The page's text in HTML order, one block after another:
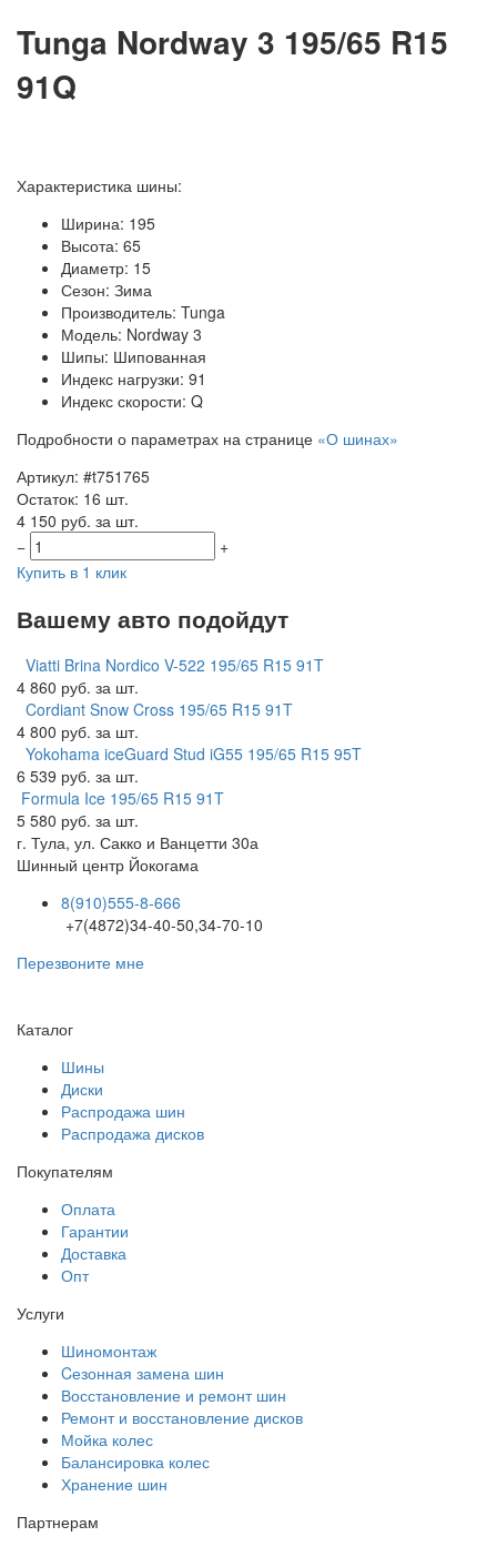
Tunga Nordway 3 195/65 R15
91Q
Характеристика шины:
Ширина: 195
Высота: 65
Диаметр: 15
Сезон: Зима
Производитель: Tunga
Модель: Nordway 3
Шипы: Шипованная
Индекс нагрузки: 91
Индекс скорости: Q
Подробности о параметрах на странице «О шинах»
Артикул: #t751765
Остаток: 16 шт.
4 150 руб. за шт.
−
+
Купить в 1 клик
Вашему авто подойдут
Viatti Brina Nordico V-522 195/65 R15 91T
4 860 руб. за шт.
Cordiant Snow Cross 195/65 R15 91T
4 800 руб. за шт.
Yokohama iceGuard Stud iG55 195/65 R15 95T
6 539 руб. за шт.
Formula Ice 195/65 R15 91T
5 580 руб. за шт.
г. Тула, ул. Сакко и Ванцетти 30а
Шинный центр Йокогама
8(910)555-8-666
+7(4872)34-40-50,34-70-10
Перезвоните мне
Каталог
Шины
Диски
Распродажа шин
Распродажа дисков
Покупателям
Оплата
Гарантии
Доставка
Опт
Услуги
Шиномонтаж
Cезонная замена шин
Восстановление и ремонт шин
Ремонт и восстановление дисков
Мойка колес
Балансировка колес
Хранение шин
Партнерам